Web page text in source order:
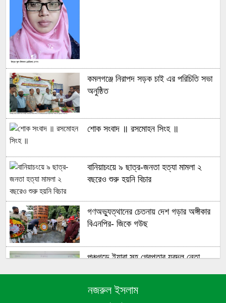
কমলগঞ্জে নিরাপদ সড়ক চাই এর পরিচিতি সভা
অনুষ্ঠিত
শোক সংবাদ ॥ রসমোহন সিংহ ॥
বানিয়াচংয়ে ৯ ছাত্র-জনতা হত্যা মামলা ২
বছরেও শুরু হয়নি বিচার
গণঅভ্যুত্থানের চেতনায় দেশ গড়ার অঙ্গীকার
বিএনপির- জিকে গউছ
পঞ্চগড়ে ইয়াবা সহ গ্রেপ্তার যুবদল নেতা
নজরুল ইসলাম